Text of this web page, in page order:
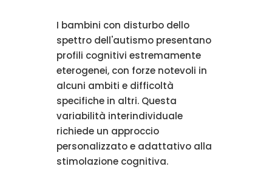
I bambini con disturbo dello
spettro dell'autismo presentano
profili cognitivi estremamente
eterogenei, con forze notevoli in
alcuni ambiti e difficoltà
specifiche in altri. Questa
variabilità interindividuale
richiede un approccio
personalizzato e adattativo alla
stimolazione cognitiva.